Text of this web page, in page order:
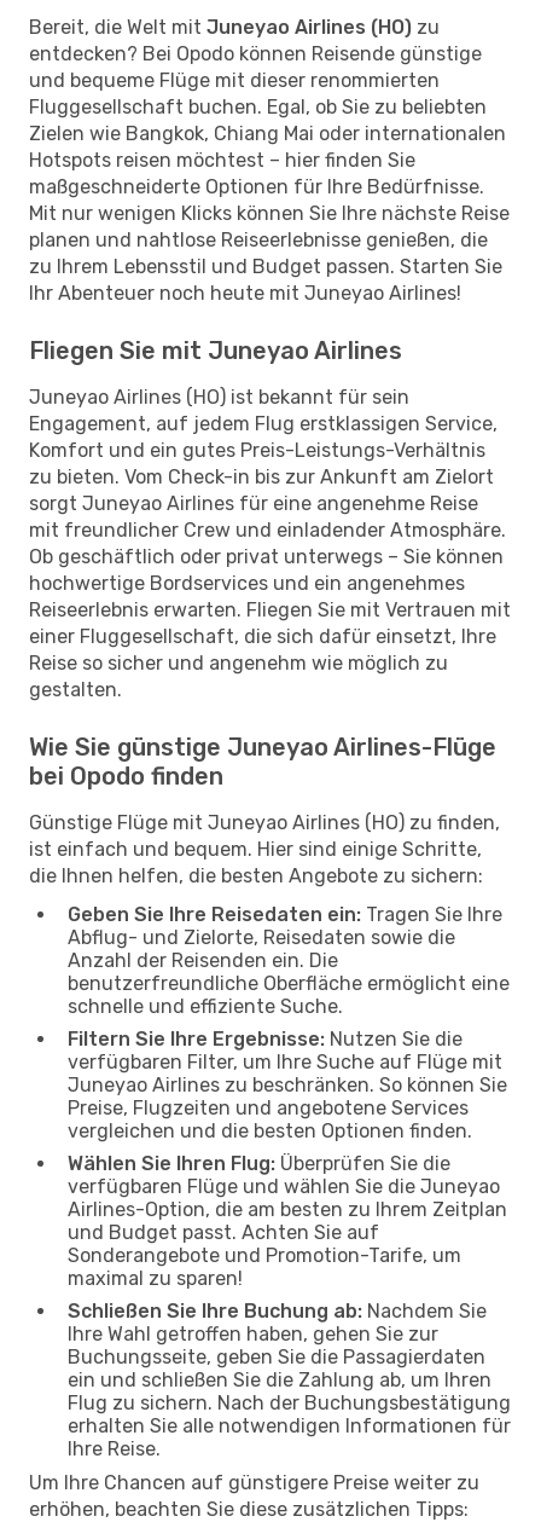
Bereit, die Welt mit Juneyao Airlines (HO) zu
entdecken? Bei Opodo können Reisende günstige
und bequeme Flüge mit dieser renommierten
Fluggesellschaft buchen. Egal, ob Sie zu beliebten
Zielen wie Bangkok, Chiang Mai oder internationalen
Hotspots reisen möchtest – hier finden Sie
maßgeschneiderte Optionen für Ihre Bedürfnisse.
Mit nur wenigen Klicks können Sie Ihre nächste Reise
planen und nahtlose Reiseerlebnisse genießen, die
zu Ihrem Lebensstil und Budget passen. Starten Sie
Ihr Abenteuer noch heute mit Juneyao Airlines!
Fliegen Sie mit Juneyao Airlines
Juneyao Airlines (HO) ist bekannt für sein
Engagement, auf jedem Flug erstklassigen Service,
Komfort und ein gutes Preis-Leistungs-Verhältnis
zu bieten. Vom Check-in bis zur Ankunft am Zielort
sorgt Juneyao Airlines für eine angenehme Reise
mit freundlicher Crew und einladender Atmosphäre.
Ob geschäftlich oder privat unterwegs – Sie können
hochwertige Bordservices und ein angenehmes
Reiseerlebnis erwarten. Fliegen Sie mit Vertrauen mit
einer Fluggesellschaft, die sich dafür einsetzt, Ihre
Reise so sicher und angenehm wie möglich zu
gestalten.
Wie Sie günstige Juneyao Airlines-Flüge
bei Opodo finden
Günstige Flüge mit Juneyao Airlines (HO) zu finden,
ist einfach und bequem. Hier sind einige Schritte,
die Ihnen helfen, die besten Angebote zu sichern:
Geben Sie Ihre Reisedaten ein: Tragen Sie Ihre
Abflug- und Zielorte, Reisedaten sowie die
Anzahl der Reisenden ein. Die
benutzerfreundliche Oberfläche ermöglicht eine
schnelle und effiziente Suche.
Filtern Sie Ihre Ergebnisse: Nutzen Sie die
verfügbaren Filter, um Ihre Suche auf Flüge mit
Juneyao Airlines zu beschränken. So können Sie
Preise, Flugzeiten und angebotene Services
vergleichen und die besten Optionen finden.
Wählen Sie Ihren Flug: Überprüfen Sie die
verfügbaren Flüge und wählen Sie die Juneyao
Airlines-Option, die am besten zu Ihrem Zeitplan
und Budget passt. Achten Sie auf
Sonderangebote und Promotion-Tarife, um
maximal zu sparen!
Schließen Sie Ihre Buchung ab: Nachdem Sie
Ihre Wahl getroffen haben, gehen Sie zur
Buchungsseite, geben Sie die Passagierdaten
ein und schließen Sie die Zahlung ab, um Ihren
Flug zu sichern. Nach der Buchungsbestätigung
erhalten Sie alle notwendigen Informationen für
Ihre Reise.
Um Ihre Chancen auf günstigere Preise weiter zu
erhöhen, beachten Sie diese zusätzlichen Tipps: